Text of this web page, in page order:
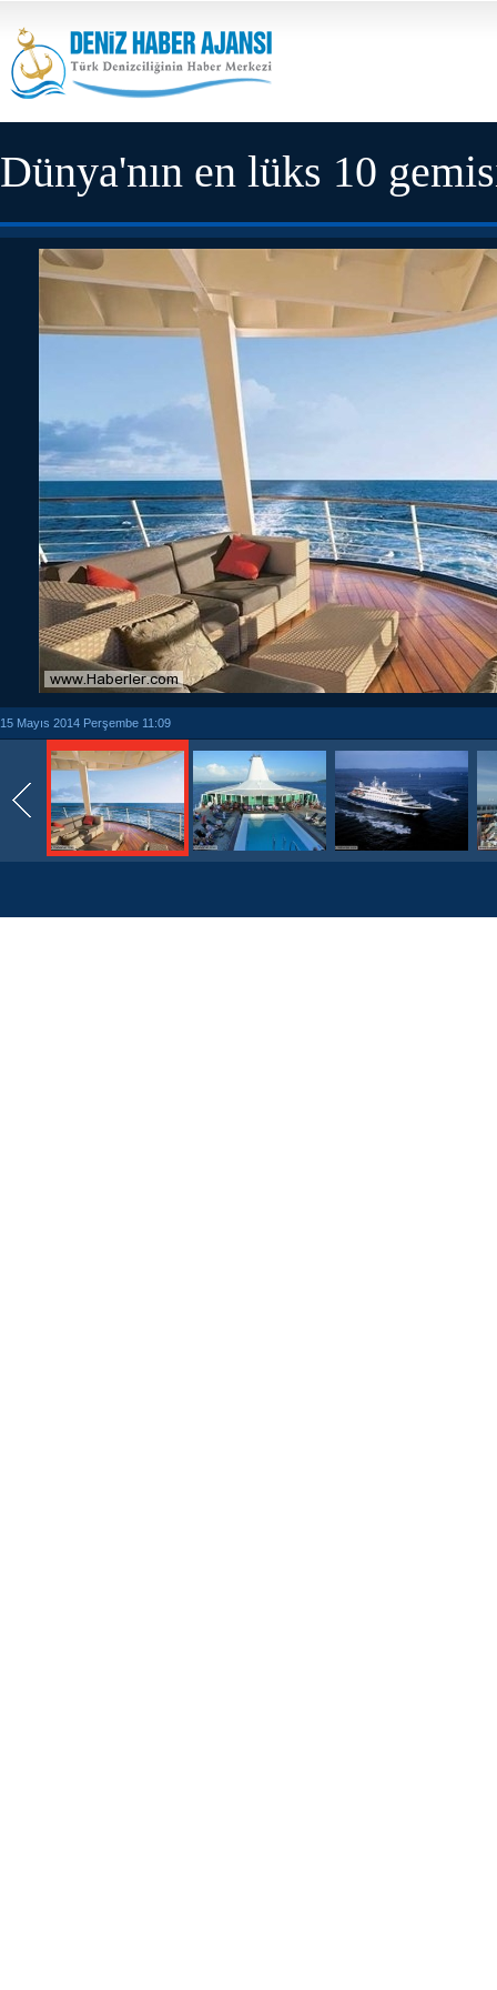
Dünya'nın en lüks 10
15 Mayıs 2014 Perşembe 11:09